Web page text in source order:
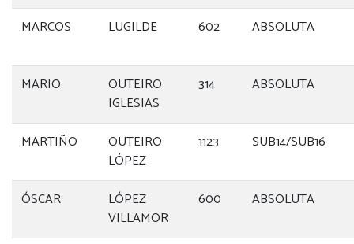
MARCOS LUGILDE 602 ABSOLUTA
MARIO
OUTEIRO
IGLESIAS
314 ABSOLUTA
MARTIÑO
OUTEIRO
LÓPEZ
1123 SUB14/SUB16
ÓSCAR
LÓPEZ
VILLAMOR
600 ABSOLUTA